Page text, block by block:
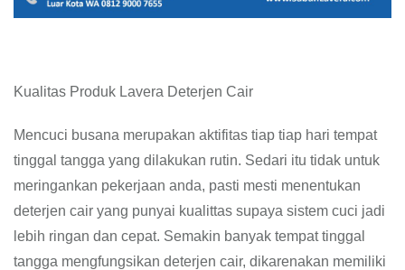
Kualitas Produk Lavera Deterjen Cair
Mencuci busana merupakan aktifitas tiap tiap hari tempat
tinggal tangga yang dilakukan rutin. Sedari itu tidak untuk
meringankan pekerjaan anda, pasti mesti menentukan
deterjen cair yang punyai kualittas supaya sistem cuci jadi
lebih ringan dan cepat. Semakin banyak tempat tinggal
tangga mengfungsikan deterjen cair, dikarenakan memiliki